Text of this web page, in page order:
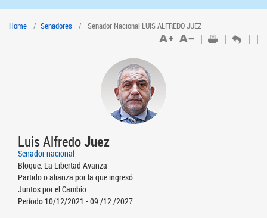
Home Senadores Senador Nacional LUIS ALFREDO JUEZ
Luis AlfredoJuez
Senador nacional
Bloque: La Libertad Avanza
Partido o alianza por la que ingresó:
Juntos por el Cambio
Período 10/12/2021 - 09 /12 /2027